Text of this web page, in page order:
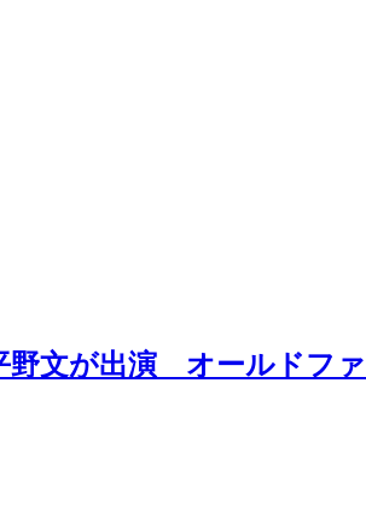
野文が出演 オールドフ